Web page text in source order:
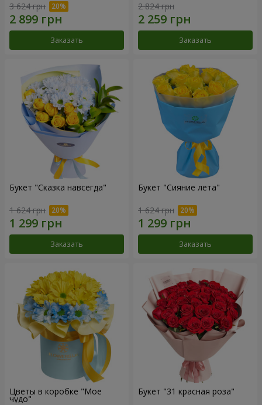
3 624 грн
Заказать
2 824 грн
Заказать
Букет "Сказка навсегда"
1 624 грн
Заказать
Букет "Сияние лета"
1 624 грн
Заказать
Цветы в коробке "Мое
чудо"
Букет "31 красная роза"